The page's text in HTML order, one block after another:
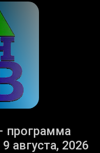
программа
августа, 2026